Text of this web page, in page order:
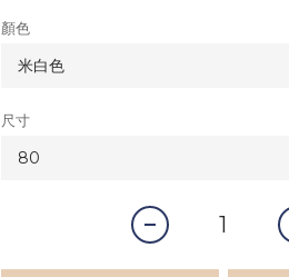
顏色
尺寸